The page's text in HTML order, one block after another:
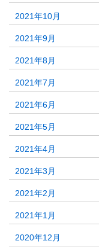
2021年10月
2021年9月
2021年8月
2021年7月
2021年6月
2021年5月
2021年4月
2021年3月
2021年2月
2021年1月
2020年12月